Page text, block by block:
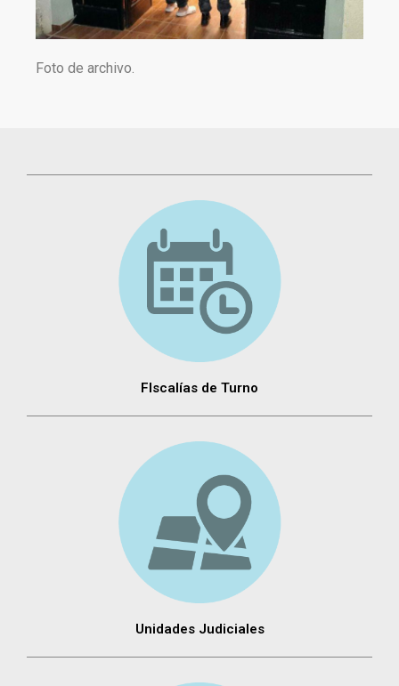
Foto de archivo.
FIscalías de Turno
Unidades Judiciales